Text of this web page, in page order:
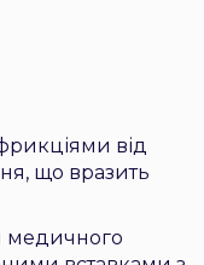
від
що вразить
медичного